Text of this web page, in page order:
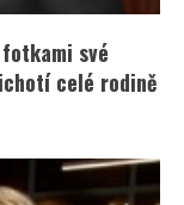
své
celé rodině